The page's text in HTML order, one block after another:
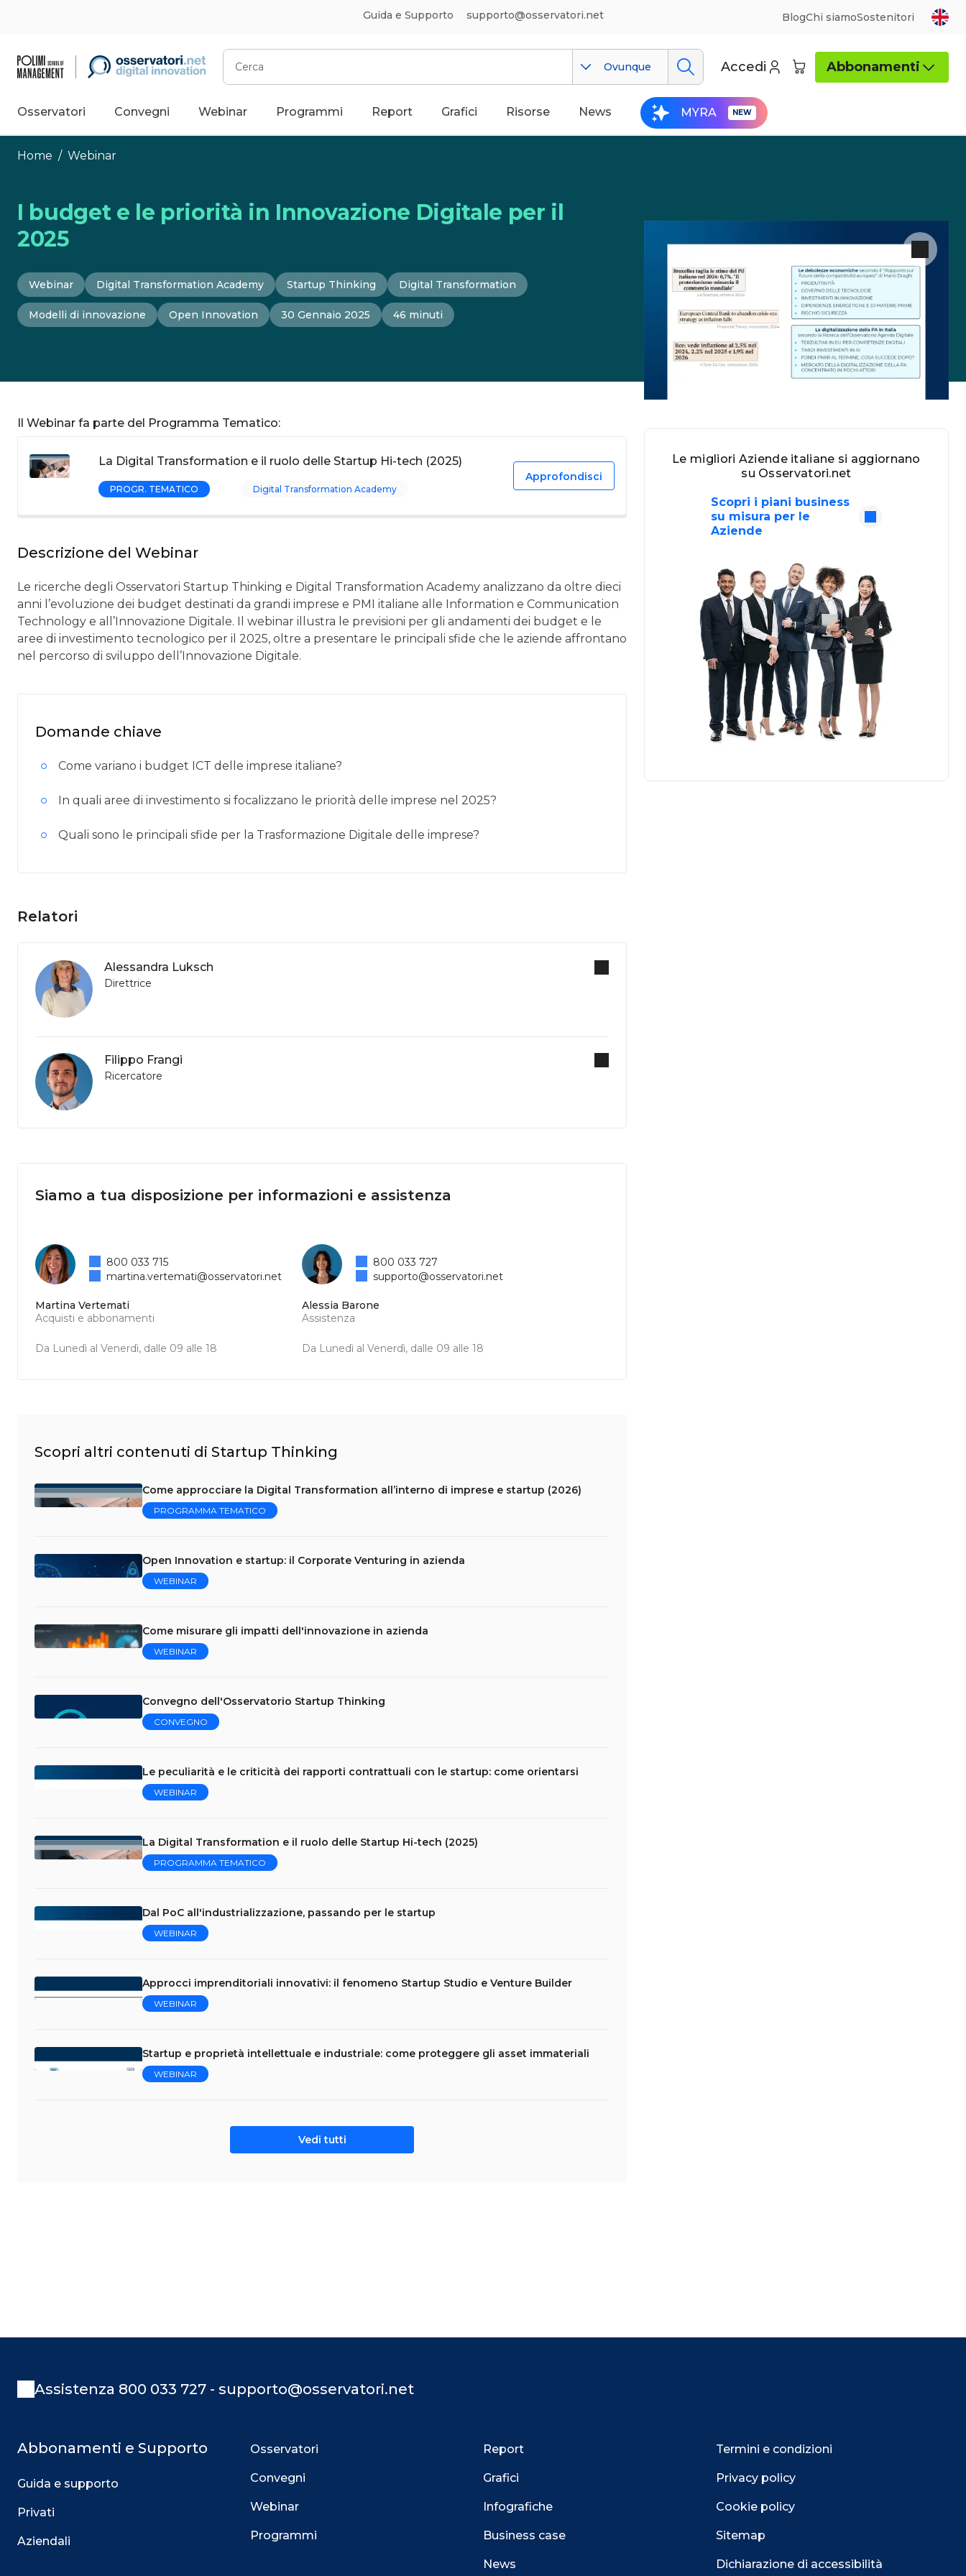
Guida e Supporto supporto@osservatori.net BlogChi siamoSostenitori
Cerca
Ovunque Accedi Abbonamenti
Osservatori Convegni Webinar Programmi Report Grafici Risorse News MYRA
Home / Webinar
I budget e le priorità in Innovazione Digitale per il
2025
Webinar Digital Transformation Academy Startup Thinking Digital Transformation
Modelli di innovazione Open Innovation 30 Gennaio 2025 46 minuti
Il Webinar fa parte del Programma Tematico:
La Digital Transformation e il ruolo delle Startup Hi-tech (2025)
PROGR. TEMATICO Digital Transformation Academy
Approfondisci
Descrizione del Webinar
Le ricerche degli Osservatori Startup Thinking e Digital Transformation Academy analizzano da oltre dieci
anni l’evoluzione dei budget destinati da grandi imprese e PMI italiane alle Information e Communication
Technology e all’Innovazione Digitale. Il webinar illustra le previsioni per gli andamenti dei budget e le
aree di investimento tecnologico per il 2025, oltre a presentare le principali sfide che le aziende affrontano
nel percorso di sviluppo dell’Innovazione Digitale.
Domande chiave
Come variano i budget ICT delle imprese italiane?
In quali aree di investimento si focalizzano le priorità delle imprese nel 2025?
Quali sono le principali sfide per la Trasformazione Digitale delle imprese?
Relatori
Alessandra Luksch
Direttrice
Filippo Frangi
Ricercatore
Siamo a tua disposizione per informazioni e assistenza
Martina Vertemati
Acquisti e abbonamenti
Da Lunedì al Venerdì, dalle 09 alle 18
800 033 715
martina.vertemati@osservatori.net
Alessia Barone
Assistenza
Da Lunedì al Venerdì, dalle 09 alle 18
800 033 727
supporto@osservatori.net
Scopri altri contenuti di Startup Thinking
Come approcciare la Digital Transformation all’interno di imprese e startup (2026)
PROGRAMMA TEMATICO
Open Innovation e startup: il Corporate Venturing in azienda
WEBINAR
Come misurare gli impatti dell'innovazione in azienda
WEBINAR
Convegno dell'Osservatorio Startup Thinking
CONVEGNO
Le peculiarità e le criticità dei rapporti contrattuali con le startup: come orientarsi
WEBINAR
La Digital Transformation e il ruolo delle Startup Hi-tech (2025)
PROGRAMMA TEMATICO
Dal PoC all'industrializzazione, passando per le startup
WEBINAR
Approcci imprenditoriali innovativi: il fenomeno Startup Studio e Venture Builder
WEBINAR
Startup e proprietà intellettuale e industriale: come proteggere gli asset immateriali
WEBINAR
Vedi tutti
Le migliori Aziende italiane si aggiornano
su Osservatori.net
Scopri i piani business
su misura per le
Aziende
Assistenza 800 033 727 - supporto@osservatori.net
Abbonamenti e Supporto
Guida e supporto
Privati
Aziendali
Osservatori
Convegni
Webinar
Programmi
Report
Grafici
Infografiche
Business case
News
Termini e condizioni
Privacy policy
Cookie policy
Sitemap
Dichiarazione di accessibilità